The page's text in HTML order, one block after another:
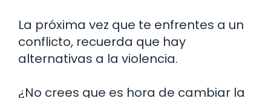
La próxima vez que te enfrentes a un
conflicto, recuerda que hay
alternativas a la violencia.
¿No crees que es hora de cambiar la